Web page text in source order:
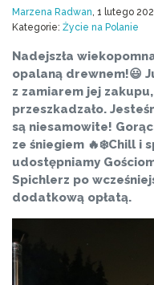
Marzena Radwan , 1 lutego
Kategorie: Życie na Polanie
Nadejszła
opalaną drewnem!😃
z zamiarem jej
przeszkadzało.
są niesamowite!
ze śniegiem 🔥❄️Chill i
udostępniamy
Spichlerz po
dodatkową opłatą.